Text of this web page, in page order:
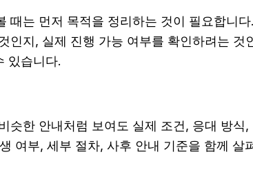
때는 먼저 목적을 정리하는 것이 필요합
인지, 실제 진행 가능 여부를 확인하려는
있습니다.
슷한 안내처럼 보여도 실제 조건, 응대 방
여부, 세부 절차, 사후 안내 기준을 함께